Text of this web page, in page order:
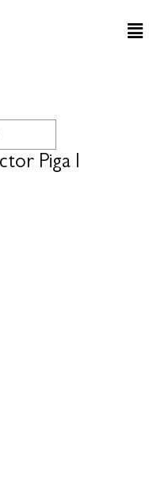
Piga I